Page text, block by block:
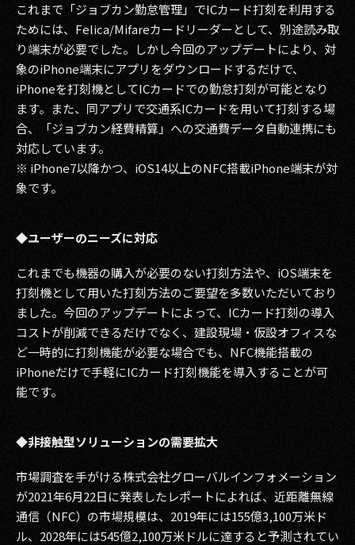
2020
2019
2018
2017
2016
2013
2012
2011
2010
これまで「ジョブカン勤怠管理」でICカード打刻を利用する
ためには、Felica/Mifareカードリーダーとして、別途読み取
り端末が必要でした。しかし今回のアップデートにより、対
象のiPhone端末にアプリをダウンロードするだけで、
iPhoneを打刻機としてICカードでの勤怠打刻が可能となり
ます。また、同アプリで交通系ICカードを用いて打刻する場
合、「ジョブカン経費精算」への交通費データ自動連携にも
対応しています。
※ iPhone7以降かつ、iOS14以上のNFC搭載iPhone端末が対
象です。
◆ユーザーのニーズに対応
これまでも機器の購入が必要のない打刻方法や、iOS端末を
打刻機として用いた打刻方法のご要望を多数いただいており
ました。今回のアップデートによって、ICカード打刻の導入
コストが削減できるだけでなく、建設現場・仮設オフィスな
ど一時的に打刻機能が必要な場合でも、NFC機能搭載の
iPhoneだけで手軽にICカード打刻機能を導入することが可
能です。
◆非接触型ソリューションの需要拡大
市場調査を手がける株式会社グローバルインフォメーション
が2021年6月22日に発表したレポートによれば、​近距離無線
通信（NFC）の市場規模は、2019年には155億3,100万米ド
ル、2028年には545億2,100万米ドルに達すると予測されてい